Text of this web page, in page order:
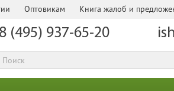
Оптовикам Книга жалоб и
8 (495) 937-65-20